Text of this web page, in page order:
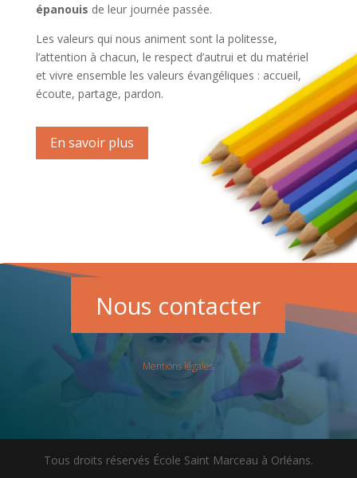
épanouis de leur journée passée.
Les valeurs qui nous animent sont la politesse,
l’attention à chacun, le respect d’autrui et du matériel
et vivre ensemble les valeurs évangéliques : accueil,
écoute, partage, pardon.
En savoir plus
Nous contacter
Mentions légales
Tous droits réservés École Saint Marceau à Orléans.